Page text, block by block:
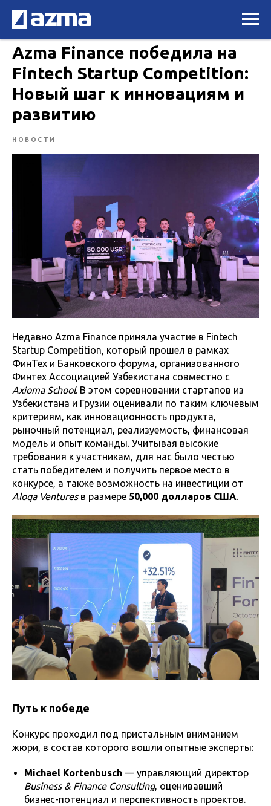
Azma Finance победила на
Fintech Startup Competition:
Новый шаг к инновациям и
развитию
НОВОСТИ
Недавно Azma Finance приняла участие в Fintech
Startup Competition, который прошел в рамках
ФинТех и Банковского форума, организованного
Финтех Ассоциацией Узбекистана совместно с
Axioma School. В этом соревновании стартапов из
Узбекистана и Грузии оценивали по таким ключевым
критериям, как инновационность продукта,
рыночный потенциал, реализуемость, финансовая
модель и опыт команды. Учитывая высокие
требования к участникам, для нас было честью
стать победителем и получить первое место в
конкурсе, а также возможность на инвестиции от
Aloqa Venturesв размере 50,000 долларов США.
Путь к победе
Конкурс проходил под пристальным вниманием
жюри, в состав которого вошли опытные эксперты:
Michael Kortenbusch — управляющий директор
Business & Finance Consulting, оценивавший
бизнес-потенциал и перспективность проектов.